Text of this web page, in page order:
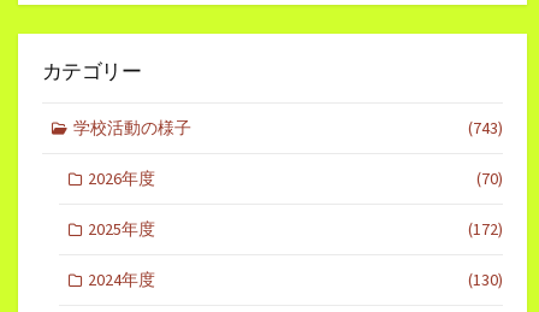
カテゴリー
学校活動の様子 (743)
2026年度 (70)
2025年度 (172)
2024年度 (130)